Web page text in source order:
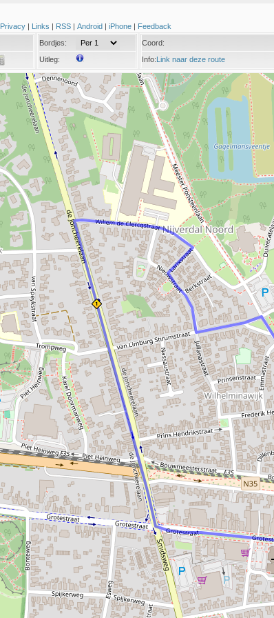
Privacy | Links | RSS | Android | iPhone | Feedback
Bordjes:
Uitleg:
Coord:
Info:Link naar deze route